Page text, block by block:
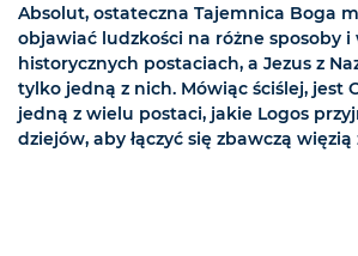
Absolut, ostateczna Tajemnica Boga
objawiać ludzkości na różne sposoby i
historycznych postaciach, a Jezus z
tylko jedną z nich. Mówiąc ściślej, jest
jedną z wielu postaci, jakie Logos
dziejów, aby łączyć się zbawczą